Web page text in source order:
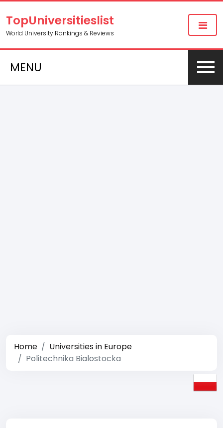
TopUniversitieslist
World University Rankings & Reviews
MENU
Home
Universities in Europe
Politechnika Bialostocka